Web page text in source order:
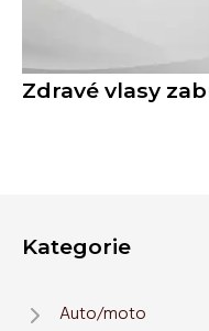
Zdravé vlasy
Kategorie
Auto/moto